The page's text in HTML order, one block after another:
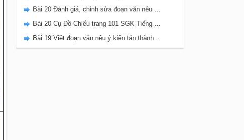
Bài 20 Đánh giá, chỉnh sửa đoạn văn nêu ý kiến tán thành một sự vật, hiện tượng trang 103 SGK Tiếng Việt 5 Kết nối tri thức tập 2
Bài 20 Cụ Đồ Chiểu trang 101 SGK Tiếng Việt 5 Kết nối tri thức tập 2
Bài 19 Viết đoạn văn nêu ý kiến tán thành một sự việc, hiện tượng (Bài viết số 1) trang 100 SGK Tiếng Việt 5 Kết nối tri thức tập 2